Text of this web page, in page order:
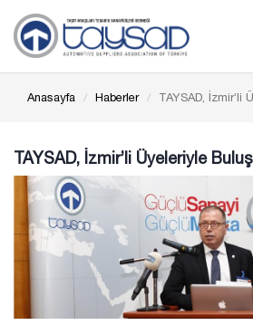
Anasayfa Haberler TAYSAD, İzmir’li
TAYSAD, İzmir’li Üyeleriyle